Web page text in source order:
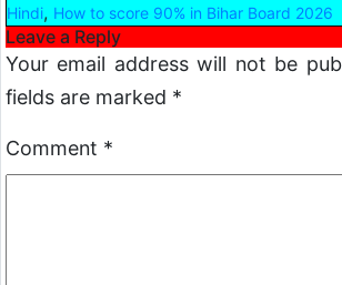
Hindi, How to score 90% in Bihar Board 2026
Leave a Reply
Your email address will not be
fields are marked *
Comment *